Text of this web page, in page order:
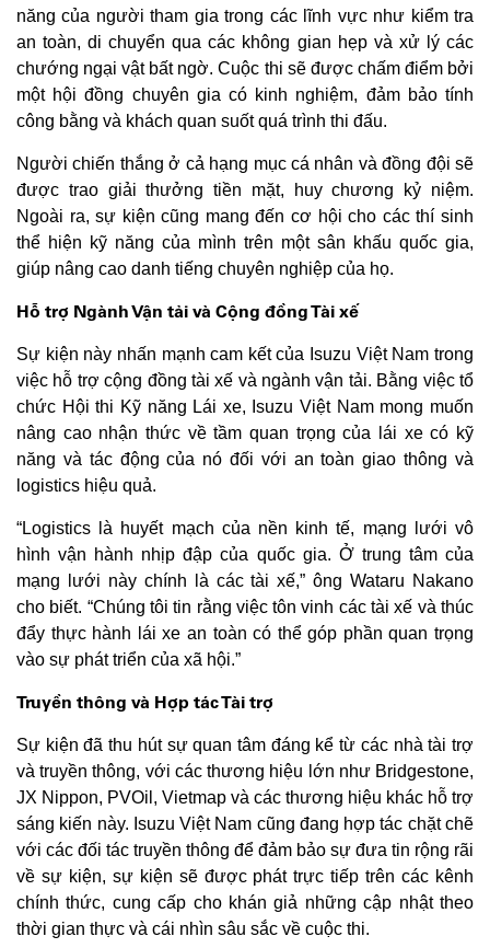
năng của người tham gia trong các lĩnh vực như kiểm tra
an toàn, di chuyển qua các không gian hẹp và xử lý các
chướng ngại vật bất ngờ. Cuộc thi sẽ được chấm điểm bởi
một hội đồng chuyên gia có kinh nghiệm, đảm bảo tính
công bằng và khách quan suốt quá trình thi đấu.
Người chiến thắng ở cả hạng mục cá nhân và đồng đội sẽ
được trao giải thưởng tiền mặt, huy chương kỷ niệm.
Ngoài ra, sự kiện cũng mang đến cơ hội cho các thí sinh
thể hiện kỹ năng của mình trên một sân khấu quốc gia,
giúp nâng cao danh tiếng chuyên nghiệp của họ.
Hỗ trợ Ngành Vận tải và Cộng đồng Tài xế
Sự kiện này nhấn mạnh cam kết của Isuzu Việt Nam trong
việc hỗ trợ cộng đồng tài xế và ngành vận tải. Bằng việc tổ
chức Hội thi Kỹ năng Lái xe, Isuzu Việt Nam mong muốn
nâng cao nhận thức về tầm quan trọng của lái xe có kỹ
năng và tác động của nó đối với an toàn giao thông và
logistics hiệu quả.
“Logistics là huyết mạch của nền kinh tế, mạng lưới vô
hình vận hành nhịp đập của quốc gia. Ở trung tâm của
mạng lưới này chính là các tài xế,” ông Wataru Nakano
cho biết. “Chúng tôi tin rằng việc tôn vinh các tài xế và thúc
đẩy thực hành lái xe an toàn có thể góp phần quan trọng
vào sự phát triển của xã hội.”
Truyền thông và Hợp tác Tài trợ
Sự kiện đã thu hút sự quan tâm đáng kể từ các nhà tài trợ
và truyền thông, với các thương hiệu lớn như Bridgestone,
JX Nippon, PVOil, Vietmap và các thương hiệu khác hỗ trợ
sáng kiến này. Isuzu Việt Nam cũng đang hợp tác chặt chẽ
với các đối tác truyền thông để đảm bảo sự đưa tin rộng rãi
về sự kiện, sự kiện sẽ được phát trực tiếp trên các kênh
chính thức, cung cấp cho khán giả những cập nhật theo
thời gian thực và cái nhìn sâu sắc về cuộc thi.